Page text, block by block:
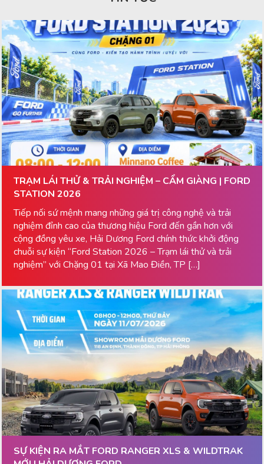
TRẠM LÁI THỬ & TRẢI NGHIỆM – CẨM GIÀNG | FORD
STATION 2026
Tiếp nối sứ mệnh mang những giá trị công nghệ và trải
nghiệm đỉnh cao của thương hiệu Ford đến gần hơn với
cộng đồng yêu xe, Hải Dương Ford chính thức khởi động
chuỗi sự kiện “Ford Station 2026 – Trạm lái thử và trải
nghiệm” với Chặng 01 tại Xã Mao Điền, TP […]
SỰ KIỆN RA MẮT FORD RANGER XLS & WILDTRAK